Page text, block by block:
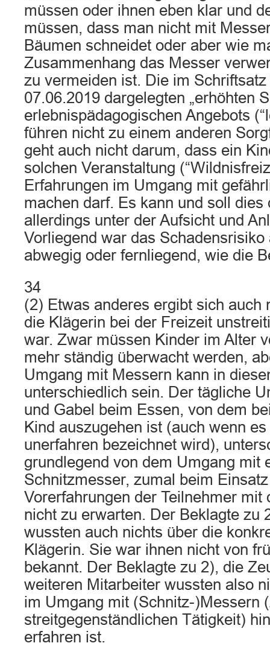
müssen oder ihnen eben klar und
müssen, dass man nicht mit
Bäumen schneidet oder aber wie
Zusammenhang das Messer
zu vermeiden ist. Die im
07.06.2019 dargelegten „erhöhten
erlebnispädagogischen Angebots
führen nicht zu einem anderen
geht auch nicht darum, dass ein
solchen Veranstaltung
Erfahrungen im Umgang mit
machen darf. Es kann und soll dies
allerdings unter der Aufsicht und
Vorliegend war das
abwegig oder fernliegend, wie die
34
(2) Etwas anderes ergibt sich auch
die Klägerin bei der Freizeit
war. Zwar müssen Kinder im Alter
mehr ständig überwacht werden,
Umgang mit Messern kann in
unterschiedlich sein. Der tägliche
und Gabel beim Essen, von dem
Kind auszugehen ist (auch wenn
unerfahren bezeichnet wird),
grundlegend von dem Umgang mit
Schnitzmesser, zumal beim
Vorerfahrungen der Teilnehmer mit
nicht zu erwarten. Der Beklagte
wussten auch nichts über die
Klägerin. Sie war ihnen nicht von
bekannt. Der Beklagte zu 2), die
weiteren Mitarbeiter wussten also
im Umgang mit (Schnitz-)Messern
streitgegenständlichen Tätigkeit)
erfahren ist.